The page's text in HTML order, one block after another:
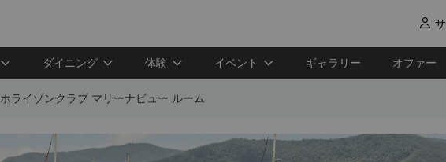

ダイニング 体験 イベント ギャラリー オファー
ホライゾンクラブ マリーナビュー ルーム